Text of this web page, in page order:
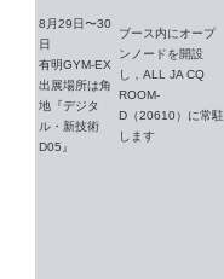
8月29日〜30
日
有明GYM-EX
出展場所は角
地『デジタ
ル・新技術
D05』
ブース内にオープ
ンノードを開設
し，ALL JA CQ
ROOM-
D（20610）に常駐
します